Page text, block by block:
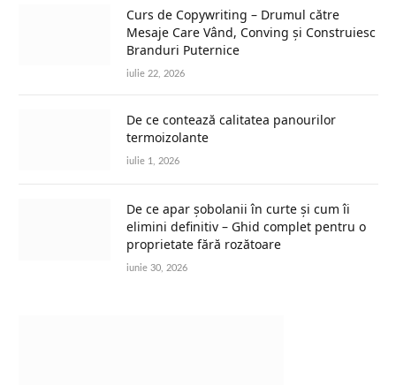
Curs de Copywriting – Drumul către
Mesaje Care Vând, Conving și Construiesc
Branduri Puternice
iulie 22, 2026
De ce contează calitatea panourilor
termoizolante
iulie 1, 2026
De ce apar șobolanii în curte și cum îi
elimini definitiv – Ghid complet pentru o
proprietate fără rozătoare
iunie 30, 2026